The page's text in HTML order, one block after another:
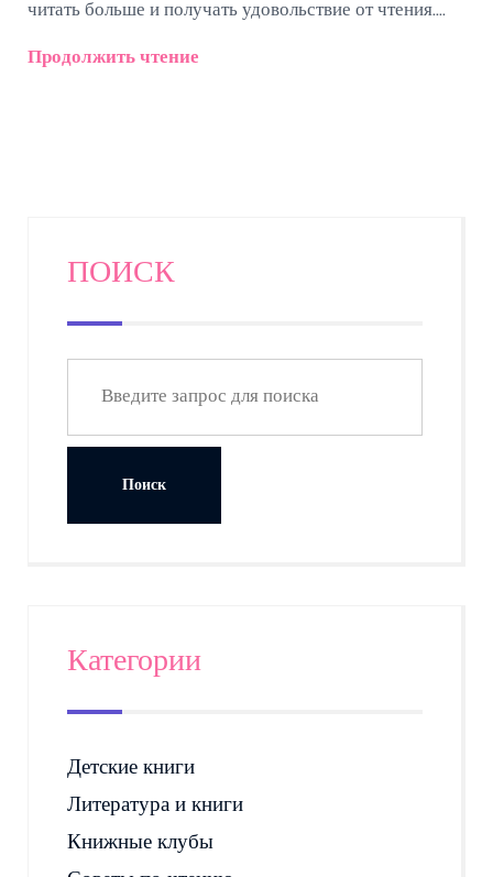
читать больше и получать удовольствие от чтения.
условия и внедрить чтение в повседневную жизнь.
Продолжить чтение
ПОИСК
Категории
Детские книги
Литература и книги
Книжные клубы